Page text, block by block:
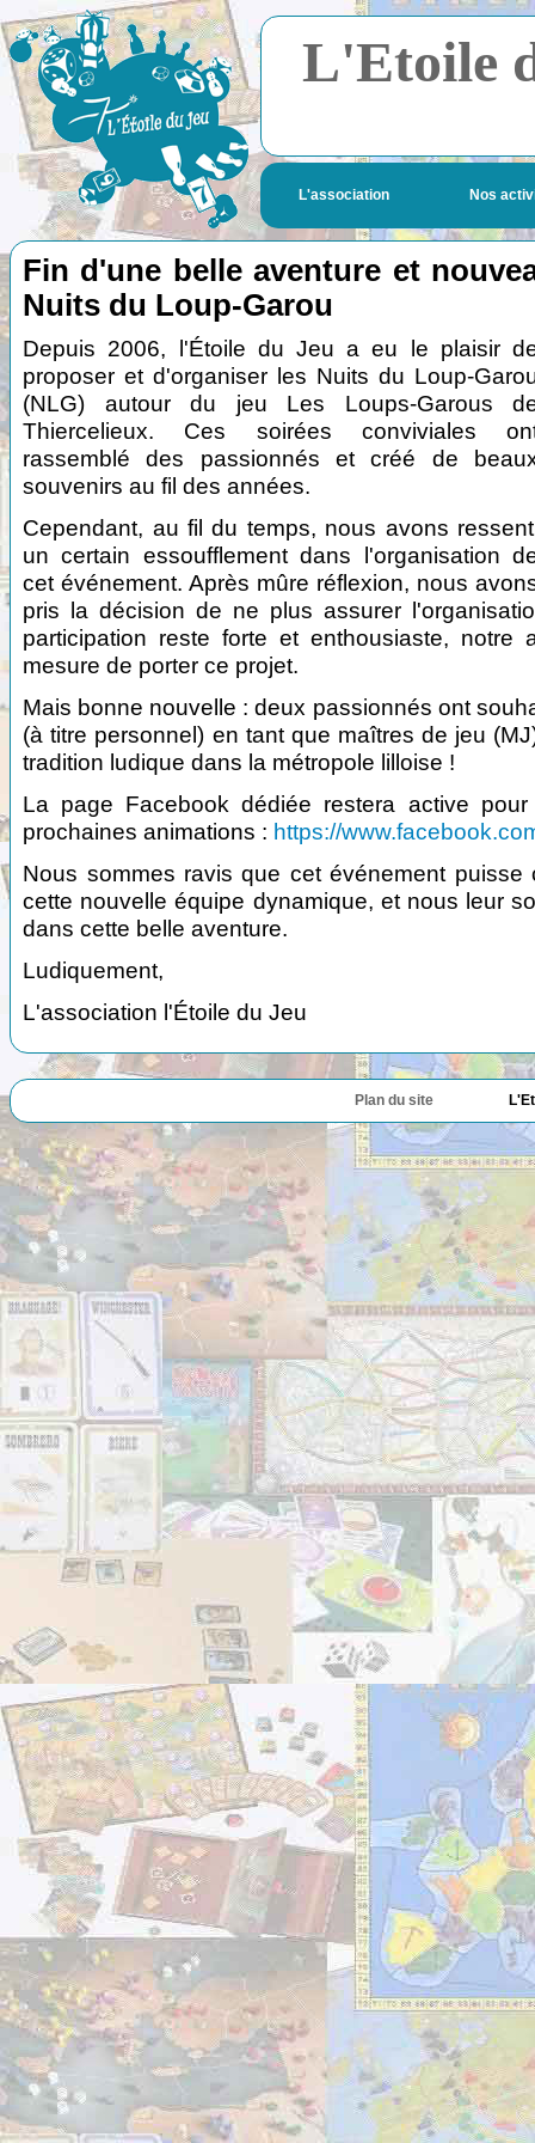
L'Etoile
L'association Nos
Fin d'une belle aventure et
Nuits du Loup-Garou
Depuis 2006, l'Étoile du Jeu a eu le plaisir
proposer et d'organiser les Nuits du Loup-
(NLG) autour du jeu Les Loups-Garous
Thiercelieux. Ces soirées conviviales
rassemblé des passionnés et créé de
souvenirs au fil des années.
Cependant, au fil du temps, nous avons
un certain essoufflement dans l'organisation
cet événement. Après mûre réflexion, nous
pris la décision de ne plus assurer
participation reste forte et enthousiaste, notre
mesure de porter ce projet.
Mais bonne nouvelle : deux passionnés ont
(à titre personnel) en tant que maîtres de jeu
tradition ludique dans la métropole lilloise !
La page Facebook dédiée restera active
prochaines animations : https://
Nous sommes ravis que cet événement
cette nouvelle équipe dynamique, et nous leur
dans cette belle aventure.
Ludiquement,
L'association l'Étoile du Jeu
Plan du site